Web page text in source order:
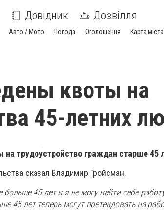
Довідник Дозвілля
Авто / Мото Погода Оголошення Карта міста
квоты на
45-летних
на трудоустройство граждан старше 45
сказал Владимир Гройсман.
45 лет и я не могу найти себе
45 лет теперь могут претендовать на